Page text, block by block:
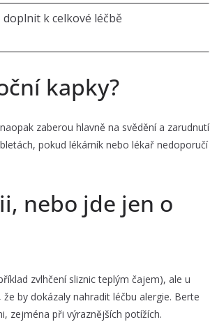
doplnit k celkové léčbě
kapky?
zaberou hlavně na svědění a zarudnutí
pokud lékárník nebo lékař nedoporučí
nebo jde jen o
zvlhčení sliznic teplým čajem), ale u
by dokázaly nahradit léčbu alergie. Berte
zejména při výraznějších potížích.